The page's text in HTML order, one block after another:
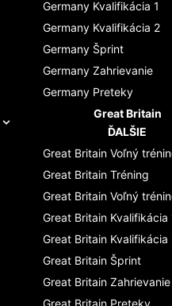
Germany Kvalifikácia 1
Germany Kvalifikácia 2
Germany Šprint
Germany Zahrievanie
Germany Preteky
Great Britain
ĎALŠIE
Great Britain Voľný
Great Britain Tréning
Great Britain Voľný
Great Britain Kvalifikácia
Great Britain Kvalifikácia
Great Britain Šprint
Great Britain Zahrievanie
Great Britain Preteky